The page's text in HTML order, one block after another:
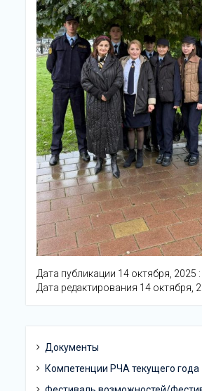
Дата публикации 14 октября, 2025
Дата редактирования 14 октября,
Документы
Компетенции РЧА текущего года